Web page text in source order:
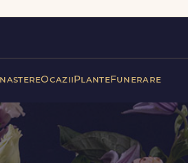
Ocazii PlanteFunerare